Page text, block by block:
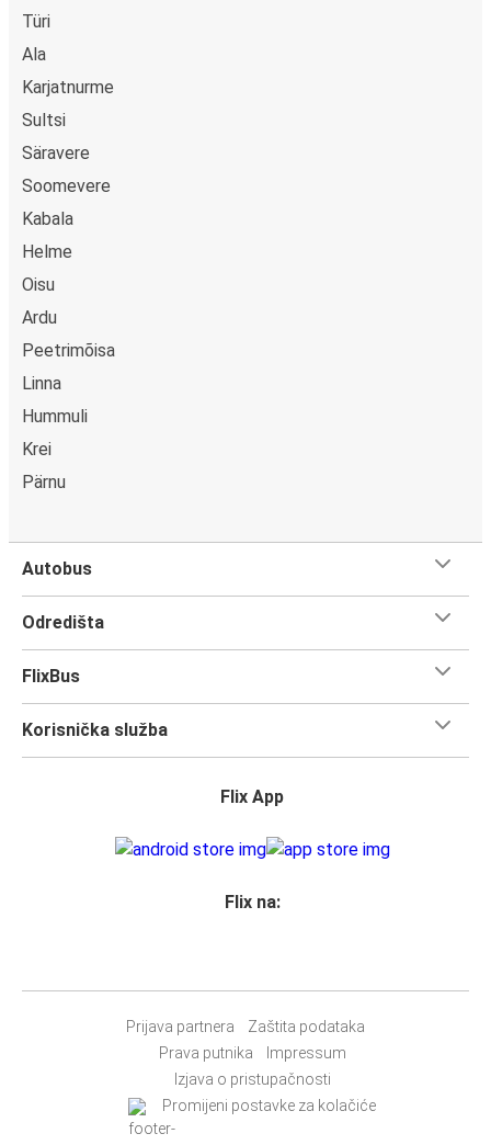
Türi
Ala
Karjatnurme
Sultsi
Säravere
Soomevere
Kabala
Helme
Oisu
Ardu
Peetrimõisa
Linna
Hummuli
Krei
Pärnu
Autobus
Odredišta
FlixBus
Korisnička služba
Flix App
Flix na:
Prijava partnera
Zaštita podataka
Prava putnika
Impressum
Izjava o pristupačnosti
Promijeni postavke za kolačiće